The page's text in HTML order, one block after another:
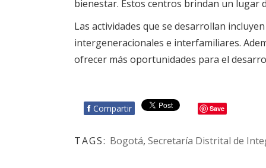
bienestar. Estos centros brindan un lugar
Las actividades que se desarrollan
intergeneracionales e interfamiliares.
ofrecer más oportunidades para el
f Compartir Save
TAGS: Bogotá, Secretaría Distrital de